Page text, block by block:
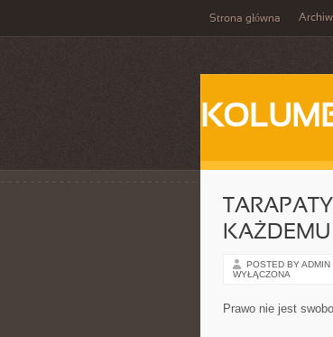
Strona główna
POSTED BY ADMIN
WYŁĄCZONA
Prawo nie jest